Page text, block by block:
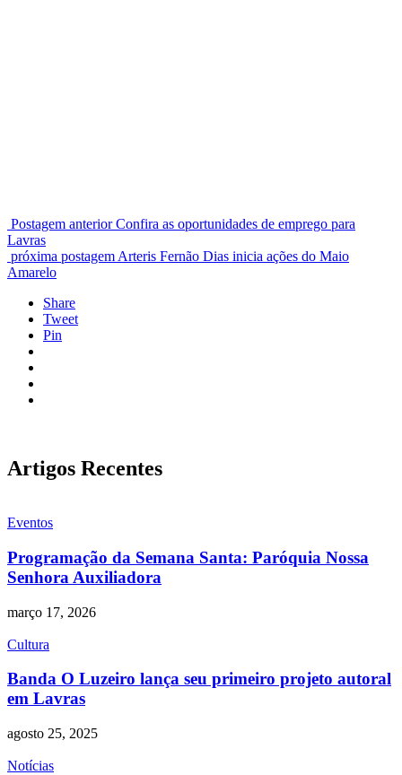
Postagem anterior Confira as oportunidades de emprego para
Lavras
próxima postagemArteris Fernão Dias inicia ações do Maio
Amarelo
Share
Tweet
Pin
Artigos Recentes
Eventos
Programação da Semana Santa: Paróquia Nossa
Senhora Auxiliadora
março 17, 2026
Cultura
Banda O Luzeiro lança seu primeiro projeto autoral
em Lavras
agosto 25, 2025
Notícias